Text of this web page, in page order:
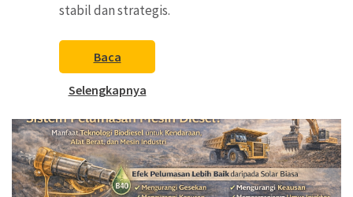
stabil dan strategis.
Baca
Selengkapnya